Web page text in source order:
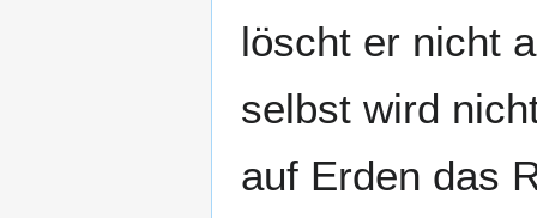
löscht er nicht
selbst wird
auf Erden das